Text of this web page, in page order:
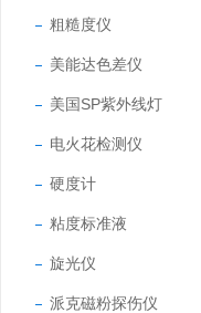
粗糙度仪
美能达色差仪
美国SP紫外线灯
电火花检测仪
硬度计
粘度标准液
旋光仪
派克磁粉探伤仪